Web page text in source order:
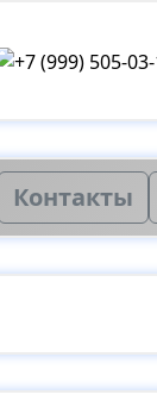
Контакты